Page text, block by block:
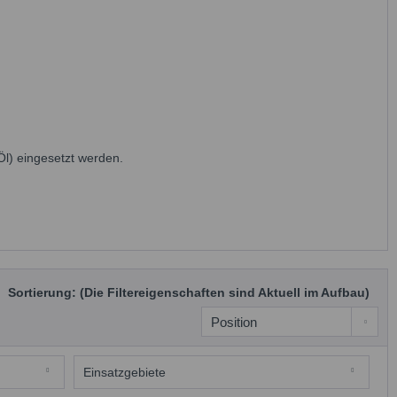
eingesetzt werden.
Sortierung: (Die Filtereigenschaften sind Aktuell im Aufbau)
Einsatzgebiete